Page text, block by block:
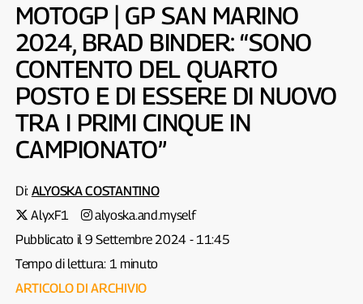
MOTOGP | GP SAN MARINO
2024, BRAD BINDER: “SONO
CONTENTO DEL QUARTO
POSTO E DI ESSERE DI NUOVO
TRA I PRIMI CINQUE IN
CAMPIONATO”
Di: ALYOSKA COSTANTINO
AlyxF1
alyoska.and.myself
Pubblicato il 9 Settembre 2024 - 11:45
Tempo di lettura: 1 minuto
ARTICOLO DI ARCHIVIO